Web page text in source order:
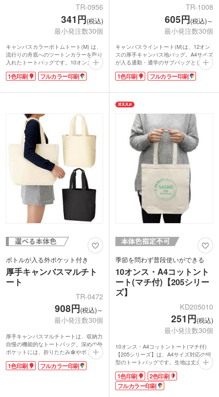
TR-0956
341円(税込)
最小発注数30個
キャンバスカラーボトムトート(M) は、
流行りの舟底へのツートンカラーを取り
入れたトートバッグです。10オンスのし
っかりした生地で、多めにものを入れて
もしっかり持ち運べます。名入れ範囲が
も目立ちますね。
トートバッグは、アパレル関係でのキャ
ンペーンや販促品にぴったりですね。企
業イメージに合った本体色を選んでみて
くださいね。
1色印刷 フルカラー印刷
TR-1008
605円(税込)～
最小発注数30個
キャンバスライントート(M)は、12オン
スの厚手キャンバス地バッグ。A4サイズ
が入る通勤・通学のサブバッグとしても
丁度いいサイズ感。たっぷり入るマチ付
きです。持ち手部分は肩掛けできる長さ
も便利!また、外側にはポケットつき。
ハンドルラインがポイントのデザインは
カジュアルな印象で、世代を問わずお使
いいただけます。
名入れはポケット面に、1色またはフル
カラーでの印刷が可能。ちょっとこだわ
ってノベルティを製作したいときにおす
すめのアイテムです。
1色印刷 フルカラー印刷
ボトルが入る外ポケット付き
厚手キャンバスマルチト
ート
TR-0472
908円(税込)～
最小発注数30個
厚手キャンバスマルチトートは、収納力
自慢の機能的なトートバッグ。深めの外
ポケットには、折りたたみ傘やボトルが
すっぽり入ります。しっかりした厚手の
コットン14オンスで仕上げた丈夫なバッ
1色印刷 フルカラー印刷
季節を問わず普段使いができる
10オンス・A4コットント
ート(マチ付)【205シリー
ズ】
KD205010
251円(税込)
最小発注数30個
10オンス・A4コットントート(マチ付)
【205シリーズ】は、A4サイズ対応の縦
型のトートバッグです。生地は丈夫な10
オンスのキャンバス地を使用。約8cmの
マチ付きで荷物がたっぷり入ります。目
が詰まって厚みがある生地は中身が透け
て見えず、毎日のメインバッグとして使
1色印刷
2色印刷
フルカラー印刷